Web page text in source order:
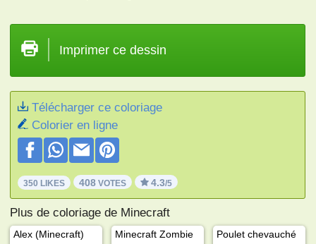
Imprimer ce dessin
Télécharger ce coloriage
Colorier en ligne
350 LIKES 408 VOTES 4.3/5
Plus de coloriage de Minecraft
Alex (Minecraft) Minecraft Zombie Poulet chevauché